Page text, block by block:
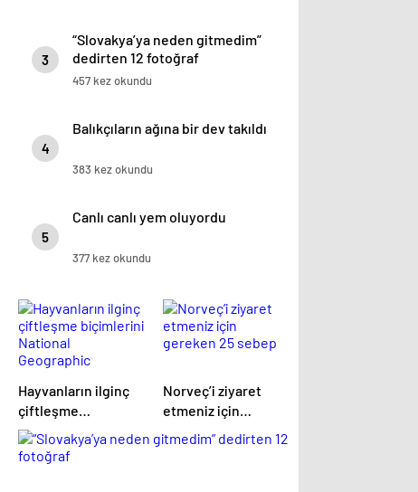
3
“Slovakya’ya neden gitmedim”
dedirten 12 fotoğraf
457 kez okundu
4
Balıkçıların ağına bir dev takıldı
383 kez okundu
5
Canlı canlı yem oluyordu
377 kez okundu
Hayvanların ilginç
çiftleşme
biçimlerini National
Geographic
görüntüledi.
Norveç’i ziyaret
etmeniz için
gereken 25 sebep